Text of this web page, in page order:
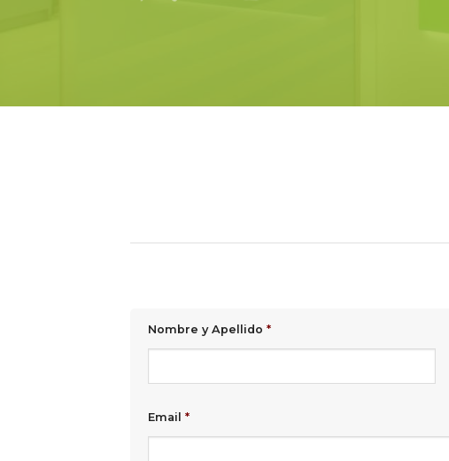
Nombre y Apellido *
Email *